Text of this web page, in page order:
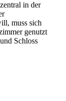
in der
muss sich
genutzt
Schloss